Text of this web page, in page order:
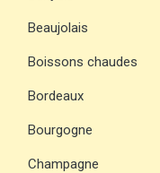
Beaujolais
Boissons chaudes
Bordeaux
Bourgogne
Champagne